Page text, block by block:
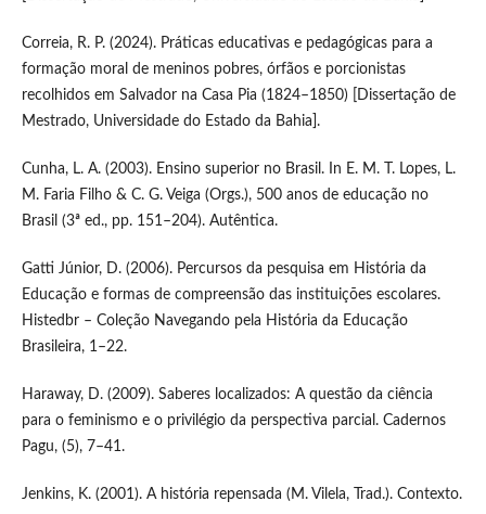
Correia, R. P. (2024). Práticas educativas e pedagógicas para a
formação moral de meninos pobres, órfãos e porcionistas
recolhidos em Salvador na Casa Pia (1824–1850) [Dissertação de
Mestrado, Universidade do Estado da Bahia].
Cunha, L. A. (2003). Ensino superior no Brasil. In E. M. T. Lopes, L.
M. Faria Filho & C. G. Veiga (Orgs.), 500 anos de educação no
Brasil (3ª ed., pp. 151–204). Autêntica.
Gatti Júnior, D. (2006). Percursos da pesquisa em História da
Educação e formas de compreensão das instituições escolares.
Histedbr – Coleção Navegando pela História da Educação
Brasileira, 1–22.
Haraway, D. (2009). Saberes localizados: A questão da ciência
para o feminismo e o privilégio da perspectiva parcial. Cadernos
Pagu, (5), 7–41.
Jenkins, K. (2001). A história repensada (M. Vilela, Trad.). Contexto.